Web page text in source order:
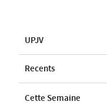
UPJV
Recents
Cette Semaine